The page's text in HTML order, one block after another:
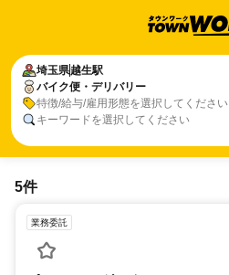
埼玉県越生駅
バイク便・デリバリー
特徴/給与/雇用形態を選択してください
キーワードを選択してください
5件
業務委託